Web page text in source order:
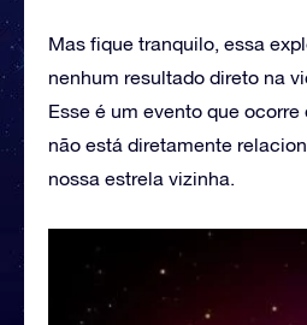
Mas fique tranquilo, essa
nenhum resultado direto na
Esse é um evento que ocorre
não está diretamente
nossa estrela vizinha.